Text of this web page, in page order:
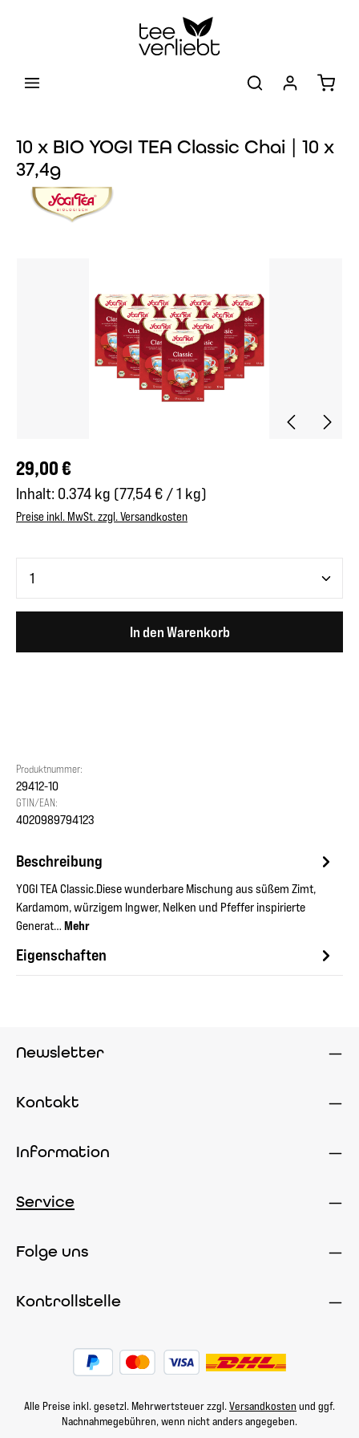
10 x BIO YOGI TEA Classic Chai | 10 x
37,4g
Regulärer Preis:
29,00 €
Inhalt: 0.374 kg (77,54 € / 1 kg)
Preise inkl. MwSt. zzgl. Versandkosten
In den Warenkorb
Produktnummer:
29412-10
GTIN/EAN:
4020989794123
Beschreibung
YOGI TEA Classic.Diese wunderbare Mischung aus süßem Zimt,
Kardamom, würzigem Ingwer, Nelken und Pfeffer inspirierte
Generat… Mehr
Eigenschaften
Newsletter
Kontakt
Information
Service
Folge uns
Kontrollstelle
Alle Preise inkl. gesetzl. Mehrwertsteuer zzgl. Versandkosten und ggf.
Nachnahmegebühren, wenn nicht anders angegeben.